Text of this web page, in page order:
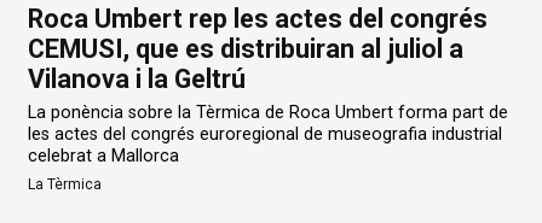
Roca Umbert rep les actes del congrés
CEMUSI, que es distribuiran al juliol a
Vilanova i la Geltrú
La ponència sobre la Tèrmica de Roca Umbert forma part de
les actes del congrés euroregional de museografia industrial
celebrat a Mallorca
La Tèrmica